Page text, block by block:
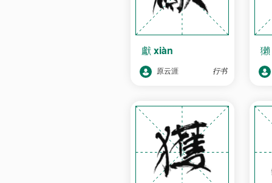
獻xiàn
原云涯 行书
獺